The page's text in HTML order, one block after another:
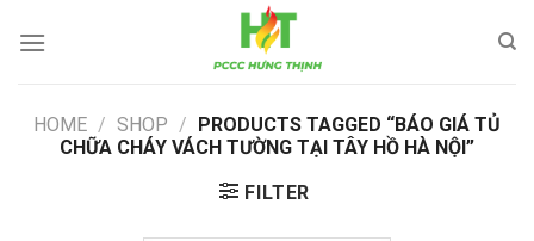
HOME / SHOP / PRODUCTS TAGGED “BÁO GIÁ TỦ
CHỮA CHÁY VÁCH TƯỜNG TẠI TÂY HỒ HÀ NỘI”
FILTER